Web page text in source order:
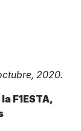
2020.
F1ESTA,